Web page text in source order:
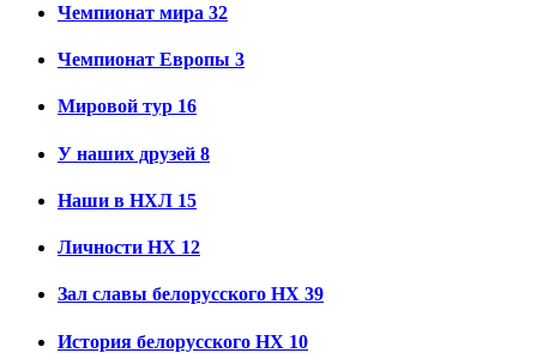
Чемпионат мира 32
Чемпионат Европы 3
Мировой тур 16
У наших друзей 8
Наши в НХЛ 15
Личности НХ 12
Зал славы белорусского НХ 39
История белорусского НХ 10